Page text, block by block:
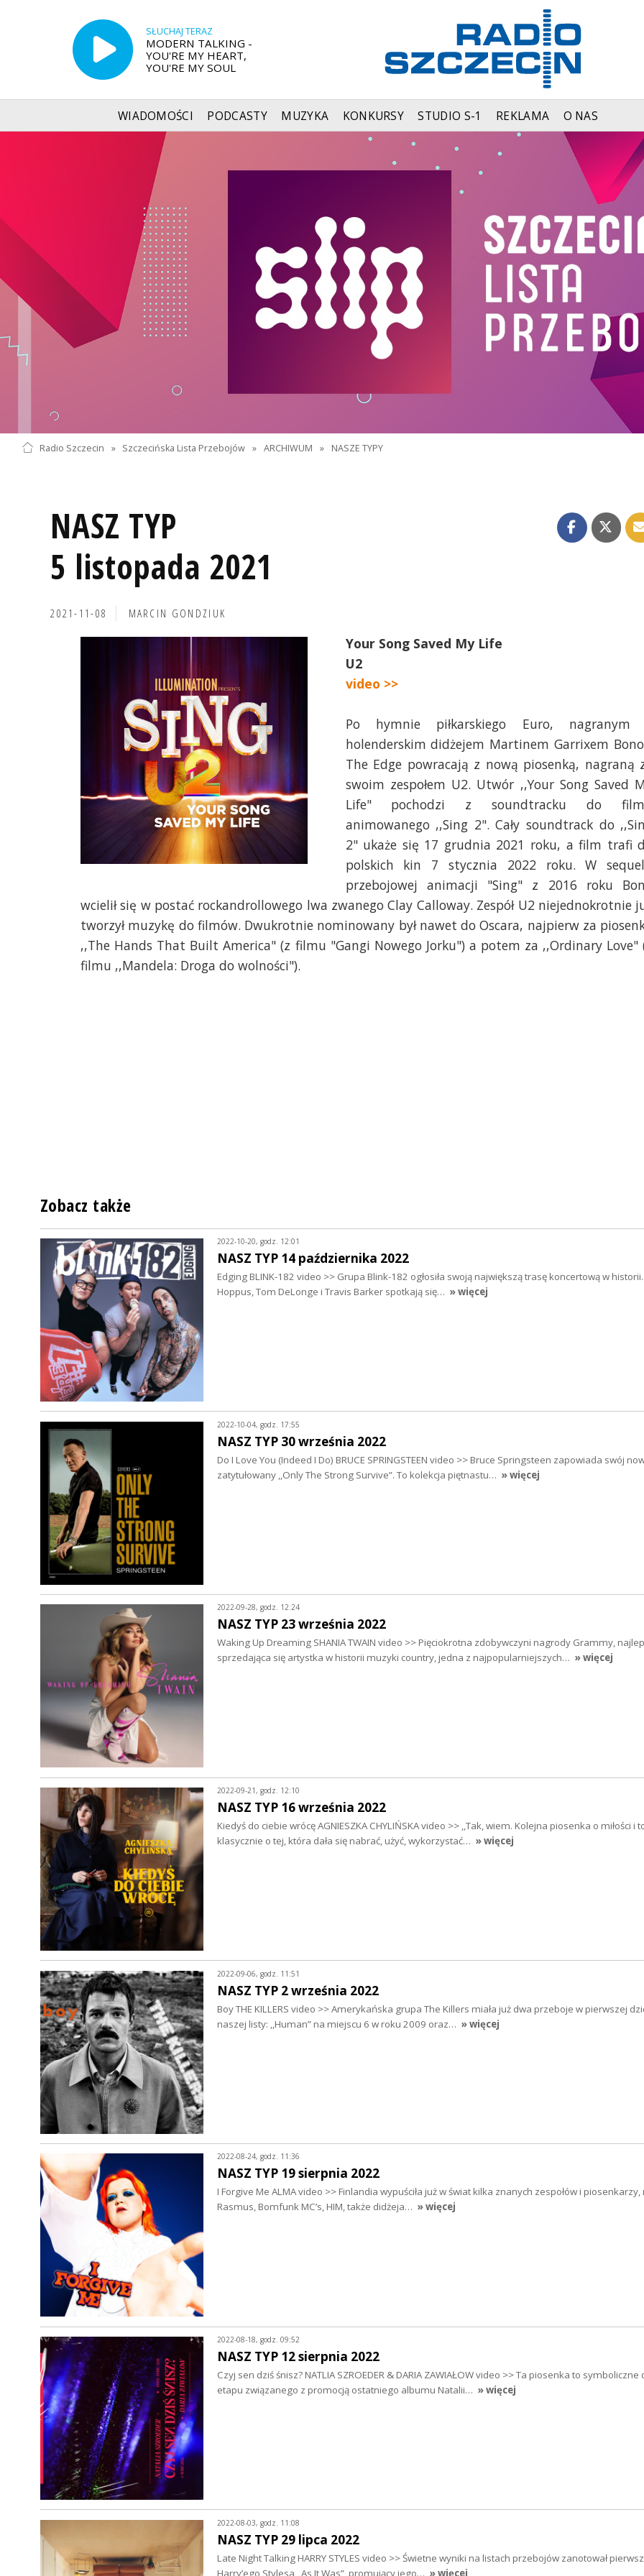
SŁUCHAJ TERAZ
MODERN TALKING -
YOU'RE MY HEART,
YOU'RE MY SOUL
WIADOMOŚCI PODCASTY MUZYKA KONKURSY STUDIO S-1 REKLAMA O NAS
Radio Szczecin » Szczecińska Lista Przebojów » ARCHIWUM » NASZE TYPY
NASZ TYP
5 listopada 2021
2021-11-08 MARCIN GONDZIUK
Your Song Saved My Life
U2
video >>
Po hymnie piłkarskiego Euro, nagranym
holenderskim didżejem Martinem Garrixem
The Edge powracają z nową piosenką, nagraną
swoim zespołem U2. Utwór ,,Your Song Saved
Life" pochodzi z soundtracku do
animowanego ,,Sing 2". Cały soundtrack do
2" ukaże się 17 grudnia 2021 roku, a film trafi
polskich kin 7 stycznia 2022 roku. W
przebojowej animacji "Sing" z 2016 roku
wcielił się w postać rockandrollowego lwa zwanego Clay Calloway. Zespół U2 niejednokrotnie
tworzył muzykę do filmów. Dwukrotnie nominowany był nawet do Oscara, najpierw za
,,The Hands That Built America" (z filmu "Gangi Nowego Jorku") a potem za ,,Ordinary Love"
filmu ,,Mandela: Droga do wolności").
Zobacz także
2022-10-20, godz. 12:01
NASZ TYP 14 października 2022
Edging BLINK-182 video >> Grupa Blink-182 ogłosiła swoją największą trasę koncertową w
Hoppus, Tom DeLonge i Travis Barker spotkają się… » więcej
2022-10-04, godz. 17:55
NASZ TYP 30 września 2022
Do I Love You (Indeed I Do) BRUCE SPRINGSTEEN video >> Bruce Springsteen zapowiada swój
zatytułowany ,,Only The Strong Survive”. To kolekcja piętnastu… » więcej
2022-09-28, godz. 12:24
NASZ TYP 23 września 2022
Waking Up Dreaming SHANIA TWAIN video >> Pięciokrotna zdobywczyni nagrody Grammy,
sprzedająca się artystka w historii muzyki country, jedna z najpopularniejszych… » więcej
2022-09-21, godz. 12:10
NASZ TYP 16 września 2022
Kiedyś do ciebie wrócę AGNIESZKA CHYLIŃSKA video >> ,,Tak, wiem. Kolejna piosenka o miłości i
klasycznie o tej, która dała się nabrać, użyć, wykorzystać… » więcej
2022-09-06, godz. 11:51
NASZ TYP 2 września 2022
Boy THE KILLERS video >> Amerykańska grupa The Killers miała już dwa przeboje w pierwszej
naszej listy: ,,Human” na miejscu 6 w roku 2009 oraz… » więcej
2022-08-24, godz. 11:36
NASZ TYP 19 sierpnia 2022
I Forgive Me ALMA video >> Finlandia wypuściła już w świat kilka znanych zespołów i piosenkarzy,
Rasmus, Bomfunk MC’s, HIM, także didżeja… » więcej
2022-08-18, godz. 09:52
NASZ TYP 12 sierpnia 2022
Czyj sen dziś śnisz? NATLIA SZROEDER & DARIA ZAWIAŁOW video >> Ta piosenka to
etapu związanego z promocją ostatniego albumu Natalii… » więcej
2022-08-03, godz. 11:08
NASZ TYP 29 lipca 2022
Late Night Talking HARRY STYLES video >> Świetne wyniki na listach przebojów zanotował
Harry’ego Stylesa ,,As It Was”, promujący jego… » więcej